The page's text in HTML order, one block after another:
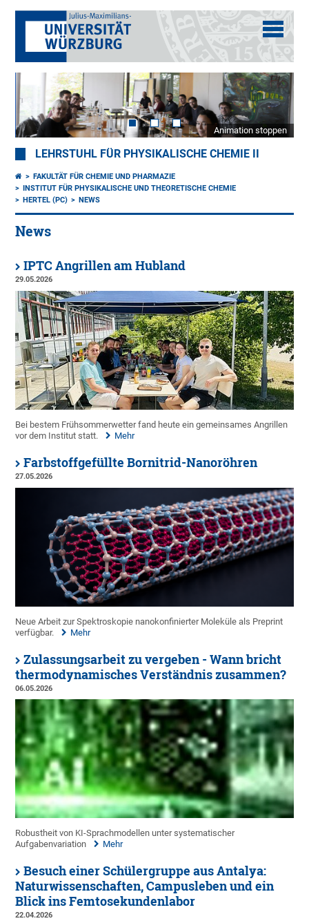
Animation stoppen
LEHRSTUHL FÜR PHYSIKALISCHE CHEMIE II
FAKULTÄT FÜR CHEMIE UND PHARMAZIE
INSTITUT FÜR PHYSIKALISCHE UND THEORETISCHE CHEMIE
HERTEL (PC)
NEWS
News
IPTC Angrillen am Hubland
29.05.2026
Bei bestem Frühsommerwetter fand heute ein gemeinsames Angrillen
vor dem Institut statt.
Mehr
Farbstoffgefüllte Bornitrid-Nanoröhren
27.05.2026
Neue Arbeit zur Spektroskopie nanokonfinierter Moleküle als Preprint
verfügbar.
Mehr
Zulassungsarbeit zu vergeben - Wann bricht
thermodynamisches Verständnis zusammen?
06.05.2026
Robustheit von KI-Sprachmodellen unter systematischer
Aufgabenvariation
Mehr
Besuch einer Schülergruppe aus Antalya:
Naturwissenschaften, Campusleben und ein
Blick ins Femtosekundenlabor
22.04.2026